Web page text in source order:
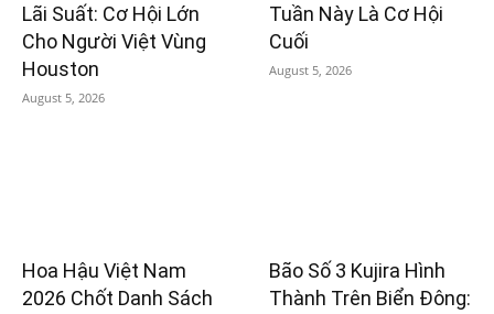
Lãi Suất: Cơ Hội Lớn
Cho Người Việt Vùng
Houston
August 5, 2026
Tuần Này Là Cơ Hội
Cuối
August 5, 2026
Hoa Hậu Việt Nam
2026 Chốt Danh Sách
Bão Số 3 Kujira Hình
Thành Trên Biển Đông: